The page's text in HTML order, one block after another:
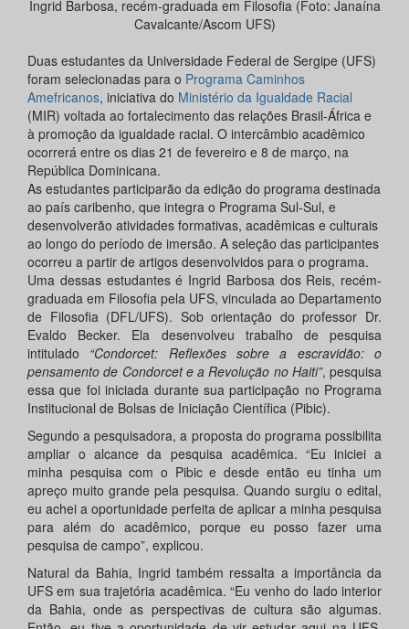
Ingrid Barbosa, recém-graduada em Filosofia (Foto: Janaína
Cavalcante/Ascom UFS)
Duas estudantes da Universidade Federal de Sergipe (UFS)
foram selecionadas para o Programa Caminhos
Amefricanos, iniciativa do Ministério da Igualdade Racial
(MIR) voltada ao fortalecimento das relações Brasil-África e
à promoção da igualdade racial. O intercâmbio acadêmico
ocorrerá entre os dias 21 de fevereiro e 8 de março, na
República Dominicana.
As estudantes participarão da edição do programa destinada
ao país caribenho, que integra o Programa Sul-Sul, e
desenvolverão atividades formativas, acadêmicas e culturais
ao longo do período de imersão. A seleção das participantes
ocorreu a partir de artigos desenvolvidos para o programa.
Uma dessas estudantes é Ingrid Barbosa dos Reis, recém-
graduada em Filosofia pela UFS, vinculada ao Departamento
de Filosofia (DFL/UFS). Sob orientação do professor Dr.
Evaldo Becker. Ela desenvolveu trabalho de pesquisa
intitulado “Condorcet: Reflexões sobre a escravidão: o
pensamento de Condorcet e a Revolução no Haiti”, pesquisa
essa que foi iniciada durante sua participação no Programa
Institucional de Bolsas de Iniciação Científica (Pibic).
Segundo a pesquisadora, a proposta do programa possibilita
ampliar o alcance da pesquisa acadêmica. “Eu iniciei a
minha pesquisa com o Pibic e desde então eu tinha um
apreço muito grande pela pesquisa. Quando surgiu o edital,
eu achei a oportunidade perfeita de aplicar a minha pesquisa
para além do acadêmico, porque eu posso fazer uma
pesquisa de campo”, explicou.
Natural da Bahia, Ingrid também ressalta a importância da
UFS em sua trajetória acadêmica. “Eu venho do lado interior
da Bahia, onde as perspectivas de cultura são algumas.